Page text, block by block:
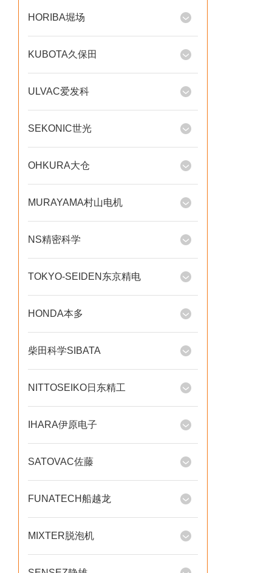
HORIBA堀场
KUBOTA久保田
ULVAC爱发科
SEKONIC世光
OHKURA大仓
MURAYAMA村山电机
NS精密科学
TOKYO-SEIDEN东京精电
HONDA本多
柴田科学SIBATA
NITTOSEIKO日东精工
IHARA伊原电子
SATOVAC佐藤
FUNATECH船越龙
MIXTER脱泡机